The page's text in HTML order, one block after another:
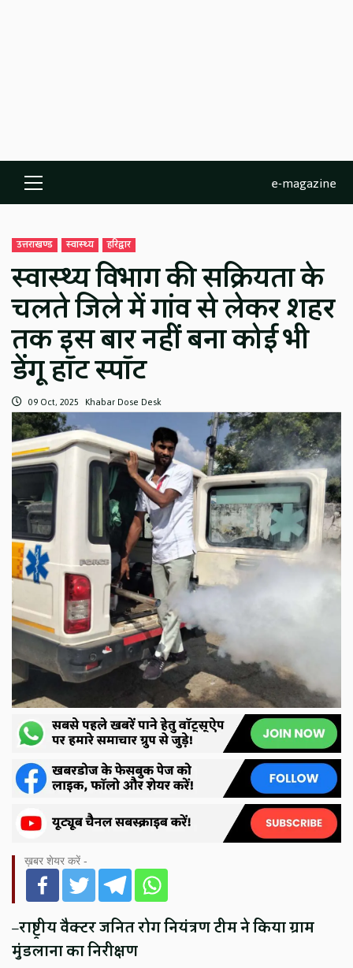
Primary
Menu
e-magazine
उत्तराखण्ड स्वास्थ्य हरिद्वार
स्वास्थ्य विभाग की सक्रियता के
चलते जिले में गांव से लेकर शहर
तक इस बार नहीं बना कोई भी
डेंगू हॉट स्पॉट
09 Oct, 2025 Khabar Dose Desk
ख़बर शेयर करें -
–राष्ट्रीय वैक्टर जनित रोग नियंत्रण टीम ने किया ग्राम
मुंडलाना का निरीक्षण